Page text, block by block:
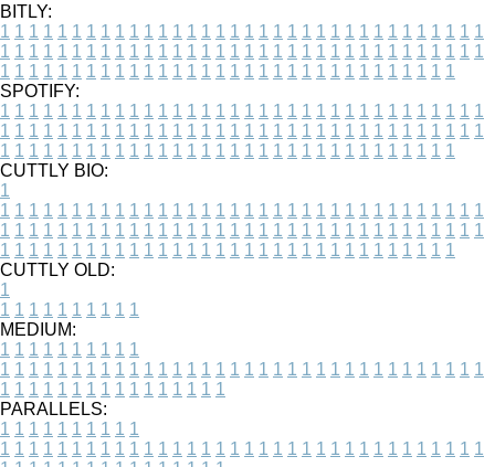
BITLY:
1 1 1 1 1 1 1 1 1 1 1 1 1 1 1 1 1 1 1 1 1 1 1 1 1 1 1 1 1 1 1 1 1 1
1 1 1 1 1 1 1 1 1 1 1 1 1 1 1 1 1 1 1 1 1 1 1 1 1 1 1 1 1 1 1 1 1 1
1 1 1 1 1 1 1 1 1 1 1 1 1 1 1 1 1 1 1 1 1 1 1 1 1 1 1 1 1 1 1 1
SPOTIFY:
1 1 1 1 1 1 1 1 1 1 1 1 1 1 1 1 1 1 1 1 1 1 1 1 1 1 1 1 1 1 1 1 1 1
1 1 1 1 1 1 1 1 1 1 1 1 1 1 1 1 1 1 1 1 1 1 1 1 1 1 1 1 1 1 1 1 1 1
1 1 1 1 1 1 1 1 1 1 1 1 1 1 1 1 1 1 1 1 1 1 1 1 1 1 1 1 1 1 1 1
CUTTLY BIO:
1
1 1 1 1 1 1 1 1 1 1 1 1 1 1 1 1 1 1 1 1 1 1 1 1 1 1 1 1 1 1 1 1 1 1
1 1 1 1 1 1 1 1 1 1 1 1 1 1 1 1 1 1 1 1 1 1 1 1 1 1 1 1 1 1 1 1 1 1
1 1 1 1 1 1 1 1 1 1 1 1 1 1 1 1 1 1 1 1 1 1 1 1 1 1 1 1 1 1 1 1
CUTTLY OLD:
1
1 1 1 1 1 1 1 1 1 1
MEDIUM:
1 1 1 1 1 1 1 1 1 1
1 1 1 1 1 1 1 1 1 1 1 1 1 1 1 1 1 1 1 1 1 1 1 1 1 1 1 1 1 1 1 1 1 1
1 1 1 1 1 1 1 1 1 1 1 1 1 1 1 1
PARALLELS:
1 1 1 1 1 1 1 1 1 1
1 1 1 1 1 1 1 1 1 1 1 1 1 1 1 1 1 1 1 1 1 1 1 1 1 1 1 1 1 1 1 1 1 1